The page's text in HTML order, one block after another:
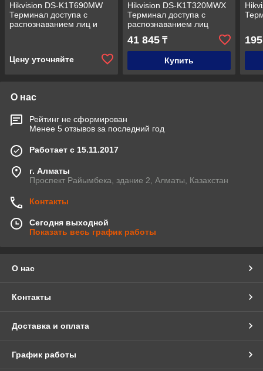
Hikvision DS-K1T690MW
Терминал доступа с
распознаванием лиц и
Цену уточняйте
Hikvision DS-K1T320MWX
Терминал доступа с
распознаванием лиц
41 845₸
Купить
О нас
Рейтинг не сформирован
Менее 5 отзывов за последний год
Работает с 15.11.2017
г. Алматы
Проспект Райымбека, здание 2, Алматы, Казахстан
Контакты
Сегодня выходной
Показать весь график работы
О нас
Контакты
Доставка и оплата
График работы